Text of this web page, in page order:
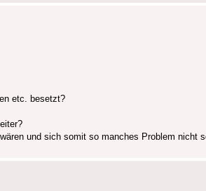
etc. besetzt?
und sich somit so manches Problem nicht